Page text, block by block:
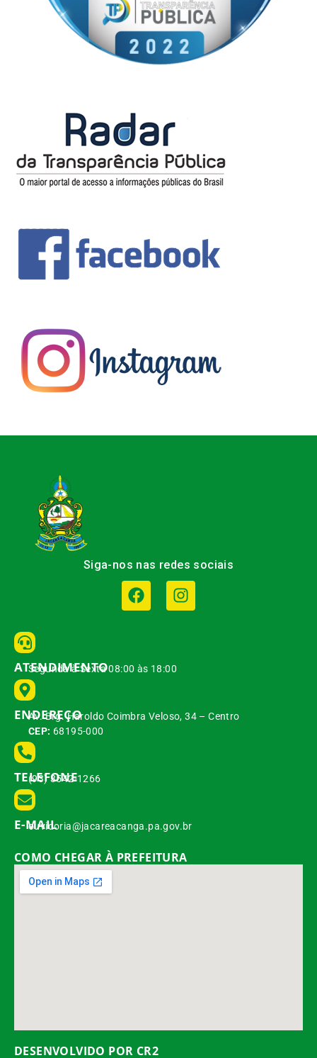
Siga-nos nas redes sociais
ATENDIMENTO
Segunda à Sexta 08:00 às 18:00
ENDEREÇO
Av. Brg. Haroldo Coimbra Veloso, 34 – Centro
CEP: 68195-000
TELEFONE
(93) 3542-1266
E-MAIL
ouvidoria@jacareacanga.pa.gov.br
COMO CHEGAR À PREFEITURA
DESENVOLVIDO POR CR2